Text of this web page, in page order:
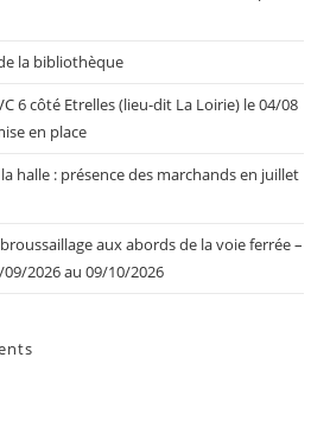
la bibliothèque
6 côté Etrelles (lieu-dit La Loirie) le 04/08
en place
halle : présence des marchands en juillet
aux abords de la voie ferrée –
2026 au 09/10/2026